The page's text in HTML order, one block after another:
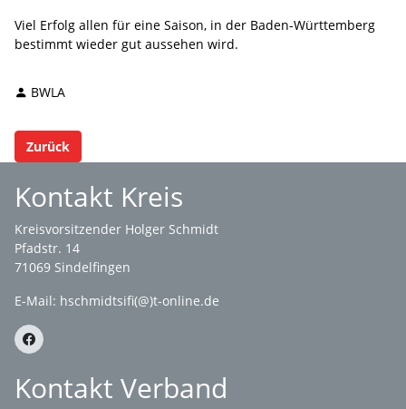
Viel Erfolg allen für eine Saison, in der Baden-Württemberg
bestimmt wieder gut aussehen wird.
BWLA
Zurück
Kontakt Kreis
Kreisvorsitzender Holger Schmidt
Pfadstr. 14
71069 Sindelfingen
E-Mail: hschmidtsifi(@)t-online.de
Kontakt Verband